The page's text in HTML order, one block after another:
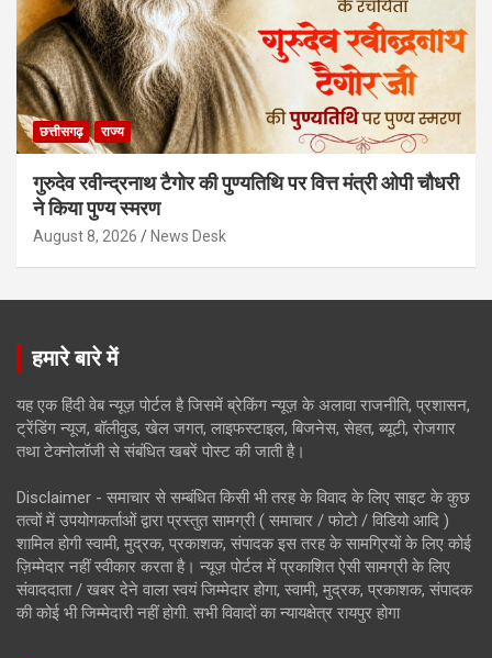
छत्तीसगढ़ राज्य
गुरुदेव रवीन्द्रनाथ टैगोर की पुण्यतिथि पर वित्त मंत्री ओपी चौधरी
ने किया पुण्य स्मरण
August 8, 2026 News Desk
हमारे बारे में
यह एक हिंदी वेब न्यूज़ पोर्टल है जिसमें ब्रेकिंग न्यूज़ के अलावा राजनीति, प्रशासन,
ट्रेंडिंग न्यूज, बॉलीवुड, खेल जगत, लाइफस्टाइल, बिजनेस, सेहत, ब्यूटी, रोजगार
तथा टेक्नोलॉजी से संबंधित खबरें पोस्ट की जाती है।
Disclaimer - समाचार से सम्बंधित किसी भी तरह के विवाद के लिए साइट के कुछ
तत्वों में उपयोगकर्ताओं द्वारा प्रस्तुत सामग्री ( समाचार / फोटो / विडियो आदि )
शामिल होगी स्वामी, मुद्रक, प्रकाशक, संपादक इस तरह के सामग्रियों के लिए कोई
ज़िम्मेदार नहीं स्वीकार करता है। न्यूज़ पोर्टल में प्रकाशित ऐसी सामग्री के लिए
संवाददाता / खबर देने वाला स्वयं जिम्मेदार होगा, स्वामी, मुद्रक, प्रकाशक, संपादक
की कोई भी जिम्मेदारी नहीं होगी. सभी विवादों का न्यायक्षेत्र रायपुर होगा